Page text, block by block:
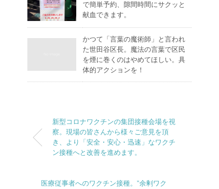
で簡単予約、隙間時間にサクッと
献血できます。
かつて「言葉の魔術師」と言われ
た世田谷区長。魔法の言葉で区民
を煙に巻くのはやめてほしい。具
体的アクションを！
新型コロナワクチンの集団接種会場を視
察。現場の皆さんから様々ご意見を頂
き、より「安全・安心・迅速」なワクチ
ン接種へと改善を進めます。
医療従事者へのワクチン接種。”余剰ワク